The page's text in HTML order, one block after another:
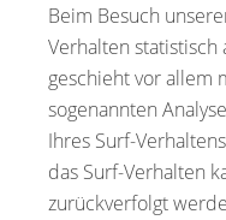
Beim Besuch
Verhalten
geschieht vor allem
sogenannten
Ihres Surf-
das Surf-Verhalten
zurückverfolgt